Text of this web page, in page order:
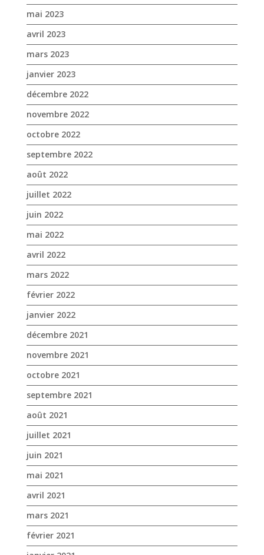
mai 2023
avril 2023
mars 2023
janvier 2023
décembre 2022
novembre 2022
octobre 2022
septembre 2022
août 2022
juillet 2022
juin 2022
mai 2022
avril 2022
mars 2022
février 2022
janvier 2022
décembre 2021
novembre 2021
octobre 2021
septembre 2021
août 2021
juillet 2021
juin 2021
mai 2021
avril 2021
mars 2021
février 2021